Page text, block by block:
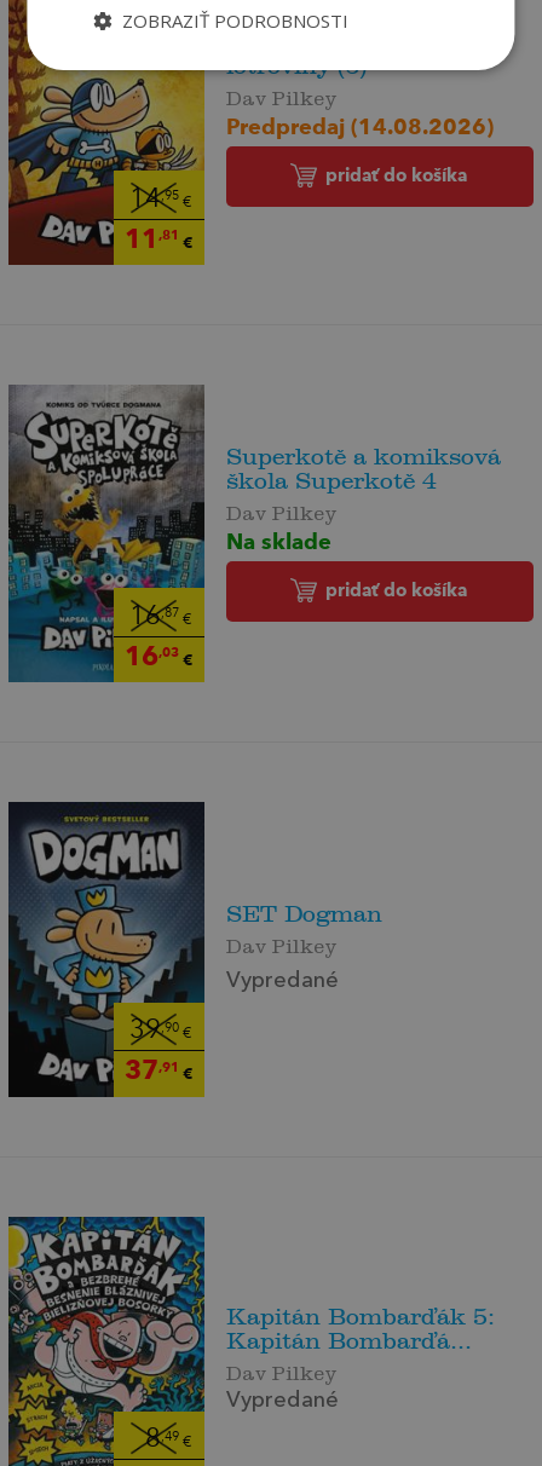
14,95€
11 ,81 €
lotroviny (6)
Dav Pilkey
Predpredaj (14.08.2026)
pridať do košíka
16,87 €
16,03€
Superkotě a komiksová
škola Superkotě 4
Dav Pilkey
Na sklade
pridať do košíka
39,90€
37,91 €
SET Dogman
Dav Pilkey
Vypredané
8,49 €
Kapitán Bombarďák 5:
Kapitán Bombarďá...
Dav Pilkey
Vypredané
ZOBRAZIŤ PODROBNOSTI